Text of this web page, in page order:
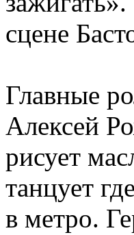
сцене
Главные
Алексей
рисует
танцует
в метро.